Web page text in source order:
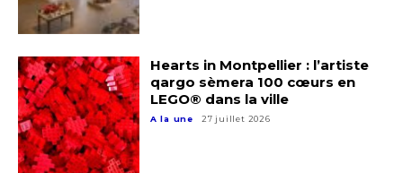
Hearts in Montpellier : l’artiste
qargo sèmera 100 cœurs en
LEGO® dans la ville
A la une 27 juillet 2026